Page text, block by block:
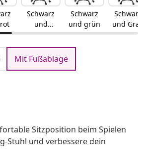
Schwarz
und
Golden
Schwarz
und grün
Schwarz
und Grau
Mit Fußablage
Sitzposition beim Spielen
Stuhl und verbessere dein